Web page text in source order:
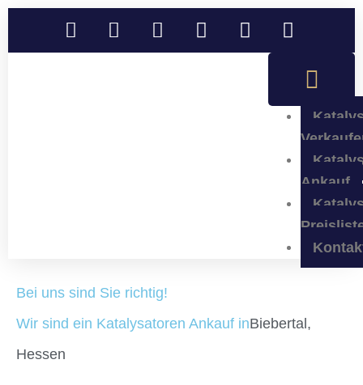
Ankauf
Bei uns sind Sie richtig!
Wir sind ein Katalysatoren Ankauf inBiebertal,
Hessen